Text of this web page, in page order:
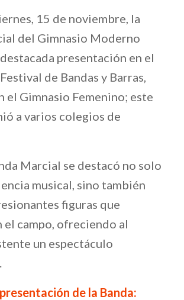
15 de noviembre, la
del Gimnasio Moderno
presentación en el
de Bandas y Barras,
el Gimnasio Femenino; este
a varios colegios de
Marcial se destacó no solo
musical, sino también
figuras que
el campo, ofreciendo al
un espectáculo
de la Banda: